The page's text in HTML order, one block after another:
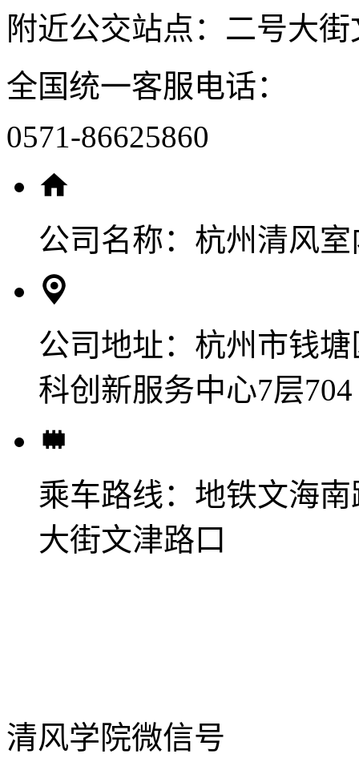
附近公交站点：二号大
全国统一客服电话：
0571-86625860
公司名称： 杭州清风
公司地址： 杭州市钱
科创新服务中心7层704
乘车路线： 地铁文海
大街文津路口
清风学院微信号